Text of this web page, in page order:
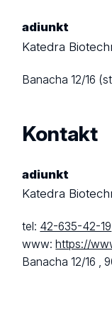
adiunkt
Katedra
Banacha 12/16
Kontakt
adiunkt
Katedra
tel: 42-635-42-19
www: https://
Banacha 12/16 ,